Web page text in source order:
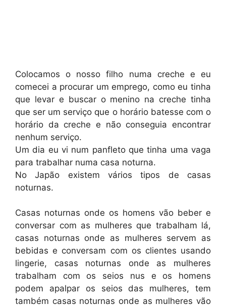
Colocamos o nosso filho numa creche e eu
comecei a procurar um emprego, como eu tinha
que levar e buscar o menino na creche tinha
que ser um serviço que o horário batesse com o
horário da creche e não conseguia encontrar
nenhum serviço.
Um dia eu vi num panfleto que tinha uma vaga
para trabalhar numa casa noturna.
No Japão existem vários tipos de casas
noturnas.
Casas noturnas onde os homens vão beber e
conversar com as mulheres que trabalham lá,
casas noturnas onde as mulheres servem as
bebidas e conversam com os clientes usando
lingerie, casas noturnas onde as mulheres
trabalham com os seios nus e os homens
podem apalpar os seios das mulheres, tem
também casas noturnas onde as mulheres vão